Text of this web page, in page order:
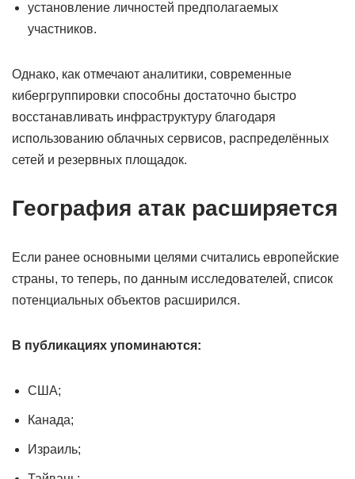
установление личностей предполагаемых
участников.
Однако, как отмечают аналитики, современные
кибергруппировки способны достаточно быстро
восстанавливать инфраструктуру благодаря
использованию облачных сервисов, распределённых
сетей и резервных площадок.
География атак расширяется
Если ранее основными целями считались европейские
страны, то теперь, по данным исследователей, список
потенциальных объектов расширился.
В публикациях упоминаются:
США;
Канада;
Израиль;